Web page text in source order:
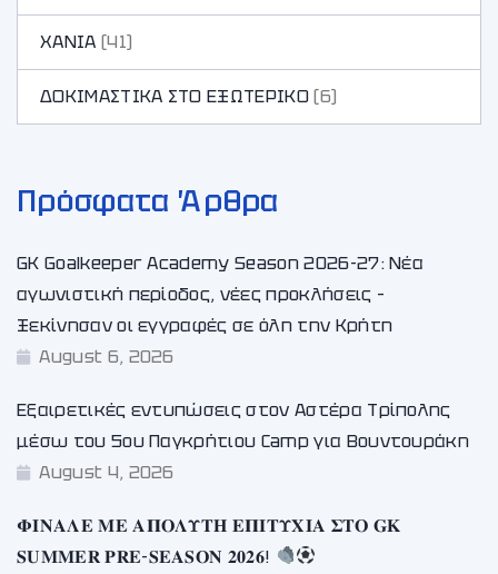
ΧΑΝΙA (41)
ΔΟΚΙΜΑΣΤΙΚΑ ΣΤΟ ΕΞΩΤΕΡΙΚΟ(6)
Πρόσφατα Άρθρα
GK Goalkeeper Academy Season 2026-27: Νέα
αγωνιστική περίοδος, νέες προκλήσεις –
Ξεκίνησαν οι εγγραφές σε όλη την Κρήτη
August 6, 2026
Εξαιρετικές εντυπώσεις στον Αστέρα Τρίπολης
μέσω του 5ου Παγκρήτιου Camp για Βουντουράκη
August 4, 2026
𝚽𝚰𝚴𝚨𝚲𝚬 𝚳𝚬 𝚨𝚷𝚶𝚲𝚼𝚻𝚮 𝚬𝚷𝚰𝚻𝚼𝚾𝚰𝚨 𝚺𝚻𝚶 𝐆𝐊
𝐒𝐔𝐌𝐌𝐄𝐑 𝐏𝐑𝐄-𝐒𝐄𝐀𝐒𝐎𝐍 𝟐𝟎𝟐𝟔!